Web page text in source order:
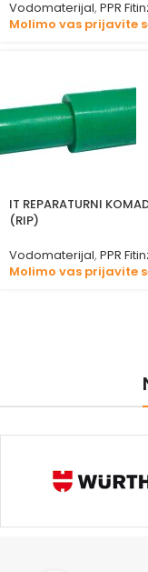
Vodomaterijal, PPR
Molimo vas prijavite
IT REPARATURNI
(RIP)
Vodomaterijal, PPR
Molimo vas prijavite